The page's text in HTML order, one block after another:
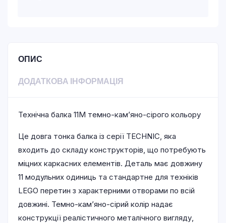
ОПИС
ДОДАТКОВА ІНФОРМАЦІЯ
Технічна балка 11M темно-кам’яно-сірого кольору
Це довга тонка балка із серії TECHNIC, яка
входить до складу конструкторів, що потребують
міцних каркасних елементів. Деталь має довжину
11 модульних одиниць та стандартне для техніків
LEGO перетин з характерними отворами по всій
довжині. Темно-кам’яно-сірий колір надає
конструкції реалістичного металічного вигляду,